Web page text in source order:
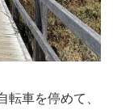
転車を停めて、